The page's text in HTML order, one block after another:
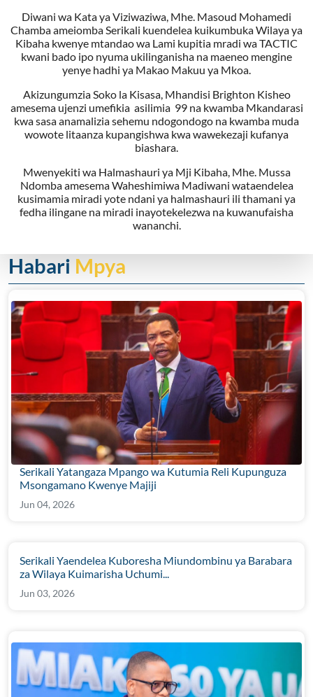
Diwani wa Kata ya Viziwaziwa, Mhe. Masoud Mohamedi
Chamba ameiomba Serikali kuendelea kuikumbuka Wilaya ya
Kibaha kwenye mtandao wa Lami kupitia mradi wa TACTIC
kwani bado ipo nyuma ukilinganisha na maeneo mengine
yenye hadhi ya Makao Makuu ya Mkoa.
Akizungumzia Soko la Kisasa, Mhandisi Brighton Kisheo
amesema ujenzi umefikia asilimia 99 na kwamba Mkandarasi
kwa sasa anamalizia sehemu ndogondogo na kwamba muda
wowote litaanza kupangishwa kwa wawekezaji kufanya
biashara.
Mwenyekiti wa Halmashauri ya Mji Kibaha, Mhe. Mussa
Ndomba amesema Waheshimiwa Madiwani wataendelea
kusimamia miradi yote ndani ya halmashauri ili thamani ya
fedha ilingane na miradi inayotekelezwa na kuwanufaisha
wananchi.
Habari Mpya
Serikali Yatangaza Mpango wa Kutumia Reli Kupunguza
Msongamano Kwenye Majiji
Jun 04, 2026
Serikali Yaendelea Kuboresha Miundombinu ya Barabara
za Wilaya Kuimarisha Uchumi...
Jun 03, 2026